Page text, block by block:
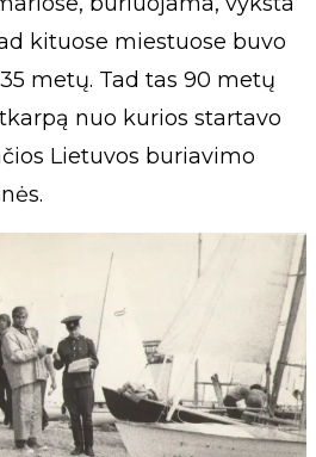
kituose miestuose buvo
metų. Tad tas 90 metų
nuo kurios startavo
Lietuvos buriavimo